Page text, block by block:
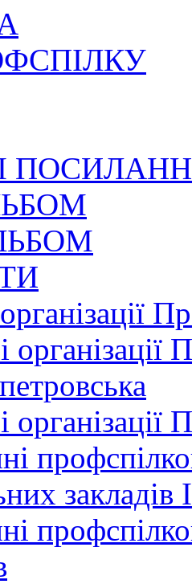
організації
організації
закладів